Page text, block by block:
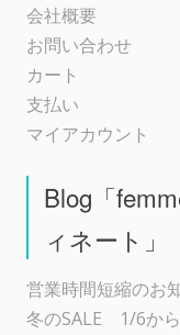
会社概要
お問い合わせ
カート
支払い
マイアカウント
Blog「
ィネート」
営業時間短縮のお
冬のSALE 1/6から